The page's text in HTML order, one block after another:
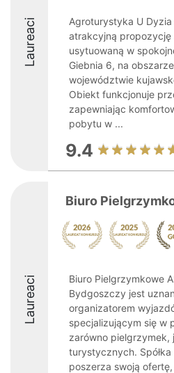
Laureaci
Agroturystyka U
atrakcyjną
usytuowaną w
Giebnia 6, na
województwie
Obiekt funkcjonuje
zapewniając
pobytu w ...
9.4
Laureaci
Biuro
Biuro Pielgrzymkowe
Bydgoszczy jest
organizatorem
specjalizującym się w
zarówno pielgrzymek,
turystycznych.
poszerza swoją